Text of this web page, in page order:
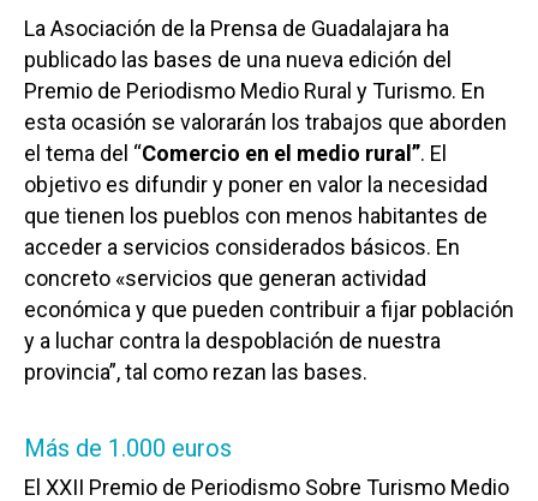
La Asociación de la Prensa de Guadalajara ha
publicado las bases de una nueva edición del
Premio de Periodismo Medio Rural y Turismo. En
esta ocasión se valorarán los trabajos que aborden
el tema del “Comercio en el medio rural”. El
objetivo es difundir y poner en valor la necesidad
que tienen los pueblos con menos habitantes de
acceder a servicios considerados básicos. En
concreto «servicios que generan actividad
económica y que pueden contribuir a fijar población
y a luchar contra la despoblación de nuestra
provincia”, tal como rezan las bases.
Más de 1.000 euros
El XXII Premio de Periodismo Sobre Turismo Medio